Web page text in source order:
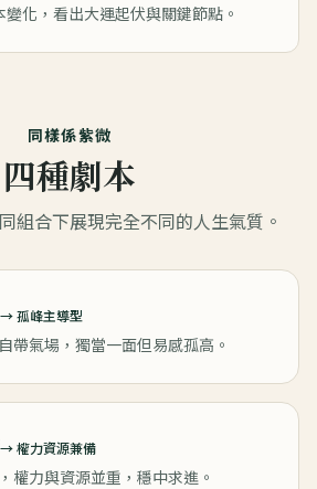
化，看出大運起伏與關鍵節點。
同樣係紫微
四種劇本
組合下展現完全不同的人生氣質。
→孤峰主導型
帶氣場，獨當一面但易感孤高。
→權力資源兼備
權力與資源並重，穩中求進。